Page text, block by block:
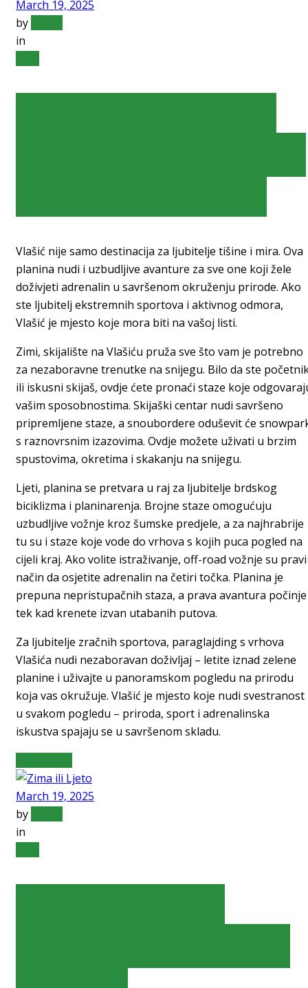
March 19, 2025
by
in
Vlašić nije samo destinacija za ljubitelje tišine i mira. Ova
planina nudi i uzbudljive avanture za sve one koji žele
doživjeti adrenalin u savršenom okruženju prirode. Ako
ste ljubitelj ekstremnih sportova i aktivnog odmora,
Vlašić je mjesto koje mora biti na vašoj listi.
Zimi, skijalište na Vlašiću pruža sve što vam je potrebno
za nezaboravne trenutke na snijegu. Bilo da ste
ili iskusni skijaš, ovdje ćete pronaći staze koje
vašim sposobnostima. Skijaški centar nudi savršeno
pripremljene staze, a snoubordere oduševit će
s raznovrsnim izazovima. Ovdje možete uživati u brzim
spustovima, okretima i skakanju na snijegu.
Ljeti, planina se pretvara u raj za ljubitelje brdskog
biciklizma i planinarenja. Brojne staze omogućuju
uzbudljive vožnje kroz šumske predjele, a za najhrabrije
tu su i staze koje vode do vrhova s kojih puca pogled na
cijeli kraj. Ako volite istraživanje, off-road vožnje su pravi
način da osjetite adrenalin na četiri točka. Planina je
prepuna nepristupačnih staza, a prava avantura počinje
tek kad krenete izvan utabanih putova.
Za ljubitelje zračnih sportova, paraglajding s vrhova
Vlašića nudi nezaboravan doživljaj – letite iznad zelene
planine i uživajte u panoramskom pogledu na prirodu
koja vas okružuje. Vlašić je mjesto koje nudi svestranost
u svakom pogledu – priroda, sport i adrenalinska
iskustva spajaju se u savršenom skladu.
March 19, 2025
by
in